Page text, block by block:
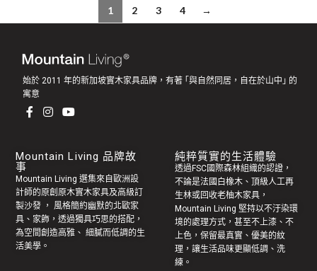
1 2 3 4 →
始於 2011 年的新加坡實木家具品牌，有著 ｢與自然同居，自在於山中｣ 的
寓意
Mountain Living 品牌故
事
Mountain Living 選集來自歐洲設
計師的原創 原木實木家具及高級訂
製沙發 ， 風格簡約幽默的北歐家
具 、家飾，透過獨具巧思的搭配，
為空間創造高雅、 細膩而低調的生
活美學。
純粹質實的生活體驗
透過FSC國際森林組織的認證，
不論是法國白橡木、頂級人工再
生林或回收老柚木家具 ，
Mountain Living 堅持以不汙染環
境的處理方式，甚至不上漆、不
上色，保留最真實、優美的紋
理，讓生活品味更顯低調、洗
練。